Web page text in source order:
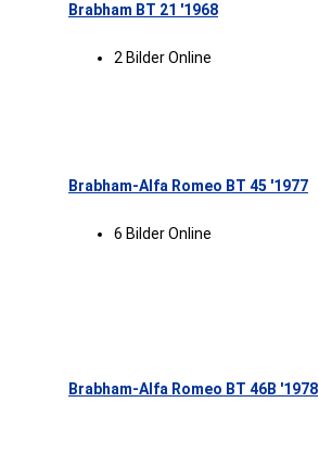
Brabham BT 21 '1968
2 Bilder Online
Brabham-Alfa Romeo BT 45 '1977
6 Bilder Online
Brabham-Alfa Romeo BT 46B '1978